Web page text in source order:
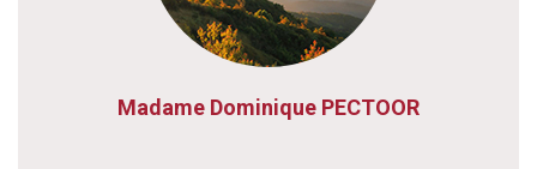
Madame Dominique PECTOOR